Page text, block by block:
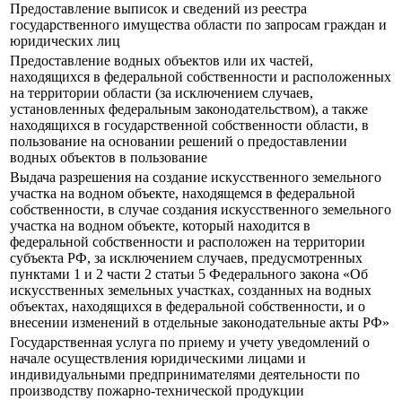
Предоставление выписок и сведений из реестра
государственного имущества области по запросам граждан и
юридических лиц
Предоставление водных объектов или их частей,
находящихся в федеральной собственности и расположенных
на территории области (за исключением случаев,
установленных федеральным законодательством), а также
находящихся в государственной собственности области, в
пользование на основании решений о предоставлении
водных объектов в пользование
Выдача разрешения на создание искусственного земельного
участка на водном объекте, находящемся в федеральной
собственности, в случае создания искусственного земельного
участка на водном объекте, который находится в
федеральной собственности и расположен на территории
субъекта РФ, за исключением случаев, предусмотренных
пунктами 1 и 2 части 2 статьи 5 Федерального закона «Об
искусственных земельных участках, созданных на водных
объектах, находящихся в федеральной собственности, и о
внесении изменений в отдельные законодательные акты РФ»
Государственная услуга по приему и учету уведомлений о
начале осуществления юридическими лицами и
индивидуальными предпринимателями деятельности по
производству пожарно-технической продукции